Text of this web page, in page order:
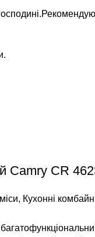
.
Camry CR
, Кухонні